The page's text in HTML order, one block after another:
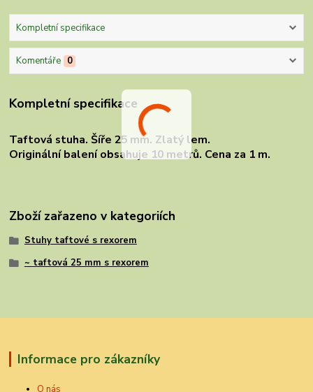
Kompletní specifikace
Komentáře 0
Kompletní specifikace
Taftová stuha. Šíře 25 mm. Zlatý lem.
Originální balení obsahuje 10 metrů. Cena za 1 m.
Zboží zařazeno v kategoriích
Stuhy taftové s rexorem
~ taftová 25 mm s rexorem
Informace pro zákazníky
O nás